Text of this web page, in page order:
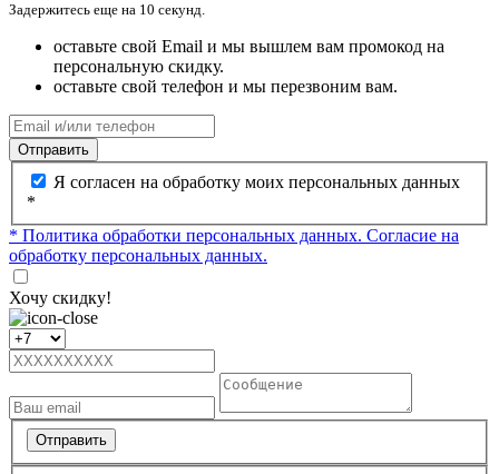
Задержитесь еще на 10 секунд.
оставьте свой Email и мы вышлем вам промокод на
персональную скидку.
оставьте свой телефон и мы перезвоним вам.
Отправить
Я согласен на обработку моих персональных данных
*
* Политика обработки персональных данных. Согласие на
обработку персональных данных.
Хочу скидку!
Отправить